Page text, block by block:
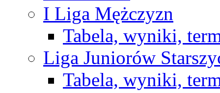
I Liga Mężczyzn
Tabela, wyniki,
Liga Juniorów
Tabela, wyniki,